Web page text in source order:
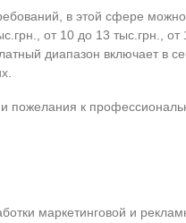
в этой сфере
от 10 до 13 тыс.грн.,
диапазон включает в
пожелания к
маркетинговой и